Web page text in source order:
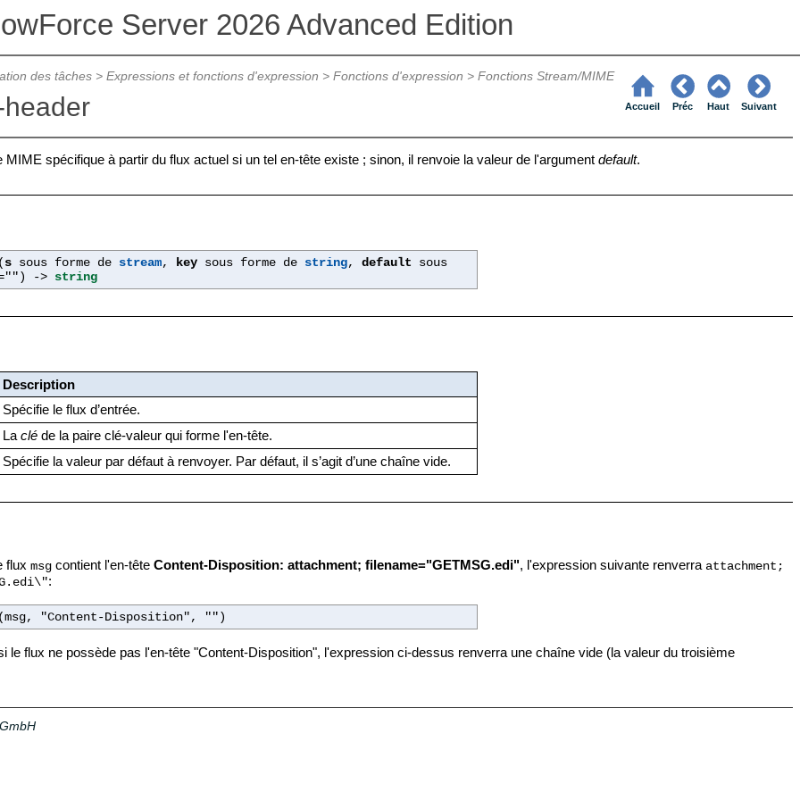
Server 2026 Advanced Edition
des tâches> Expressions et fonctions d'expression > Fonctions d'expression > Fonctions Stream/MIME
Accueil Préc Haut Suivant
MIME spécifique à partir du flux actuel si un tel en-tête existe ; sinon, il renvoie la valeur de l'argument default.
ssous forme de stream, keysous forme de string, default sous
) -> string
Description
Spécifie le flux d’entrée.
La cléde la paire clé-valeur qui forme l'en-tête.
Spécifie la valeur par défaut à renvoyer. Par défaut, il s’agit d’une chaîne vide.
flux msgcontient l'en-tête Content-Disposition: attachment; filename="GETMSG.edi", l'expression suivante renverra attachment;
:
"Content-Disposition", "")
le flux ne possède pas l'en-tête "Content-Disposition", l'expression ci-dessus renverra une chaîne vide (la valeur du troisième